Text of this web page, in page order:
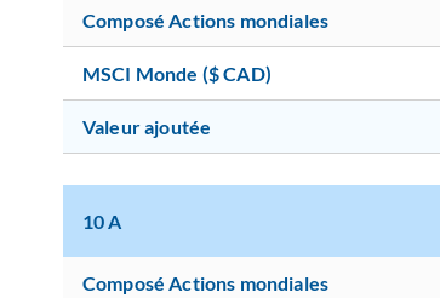
Composé Actions mondiales
MSCI Monde ($ CAD)
Valeur ajoutée
10 A
Composé Actions mondiales